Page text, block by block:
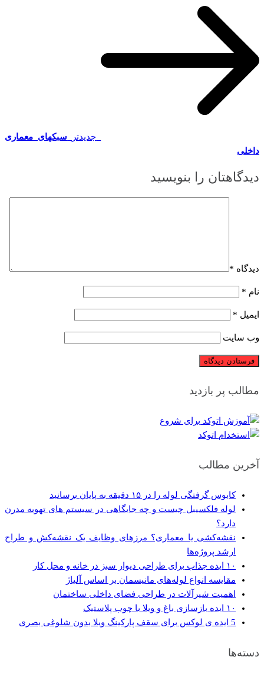
جدیدتر
سبکهای معماری
داخلی
دیدگاهتان را بنویسید
دیدگاه *
نام *
ایمیل *
وب‌ سایت
مطالب پر بازدید
آخرین مطالب
کابوس گرفتگی لوله را در ۱۵ دقیقه به پایان برسانید
لوله فلکسیبل چیست و چه جایگاهی در سیستم های تهویه مدرن
دارد؟
نقشه‌کشی یا معماری؟ مرزهای وظایف یک نقشه‌کش و طراح
ارشد پروژه‌ها
۱۰ ایده جذاب برای طراحی دیوار سبز در خانه و محل کار
مقایسه انواع لوله‌های مانیسمان بر اساس آلیاژ
اهمیت شیرآلات در طراحی فضای داخلی ساختمان
۱۰ ایده‌ بازسازی باغ و ویلا با چوب پلاستیک
5 ایده ی لوکس برای سقف پارکینگ ویلا بدون شلوغی بصری
دسته‌ها